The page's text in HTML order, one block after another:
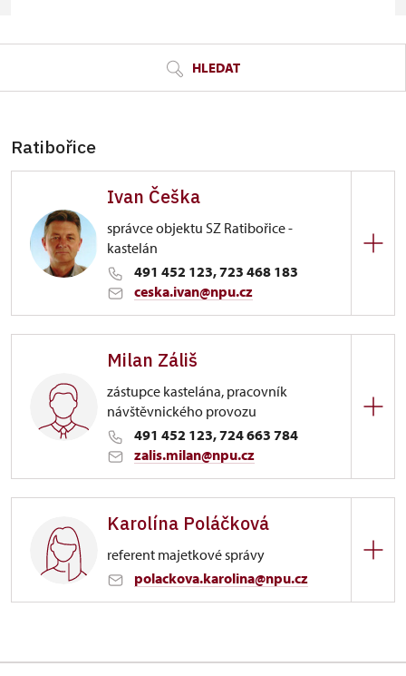
HLEDAT
Ratibořice
Ivan Češka
správce objektu SZ Ratibořice -
kastelán
491 452 123, 723 468 183
ceska.ivan@npu.cz
Ratibořice 1/, Ratibořice
Milan Záliš
zástupce kastelána, pracovník
návštěvnického provozu
491 452 123, 724 663 784
zalis.milan@npu.cz
Ratibořice 1/, Ratibořice
svatby
Karolína Poláčková
referent majetkové správy
polackova.karolina@npu.cz